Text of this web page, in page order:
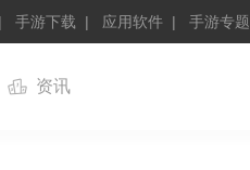
手游下载 应用软件 手游专题
资讯